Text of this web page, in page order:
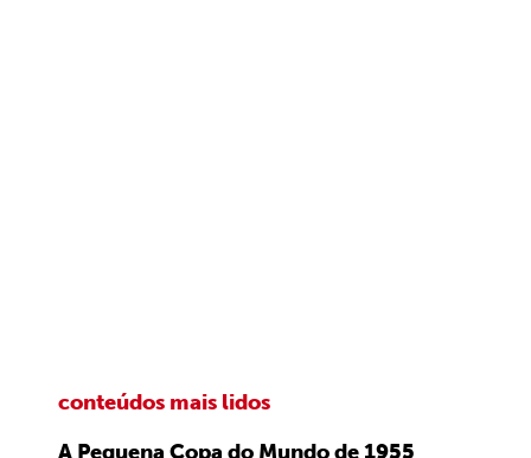
conteúdos mais lidos
A Pequena Copa do Mundo de 1955